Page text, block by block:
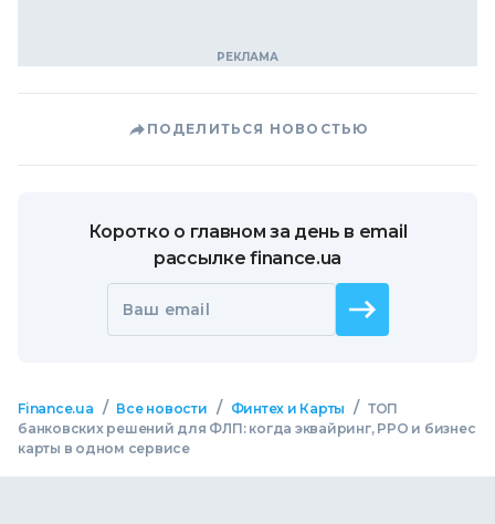
ПОДЕЛИТЬСЯ НОВОСТЬЮ
Коротко о главном за день в email
рассылке finance.ua
Ваш email
Finance.ua / Все новости / Финтех и Карты / ТОП
банковских решений для ФЛП: когда эквайринг, РРО и бизнес
карты в одном сервисе